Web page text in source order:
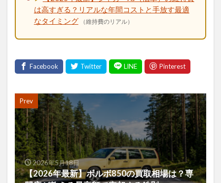
は高すぎる？リアルな年間コストと手放す最適
なタイミング
（維持費のリアル）
Prev
2026年5月18日
【2026年最新】ボルボ850の買取相場は？専